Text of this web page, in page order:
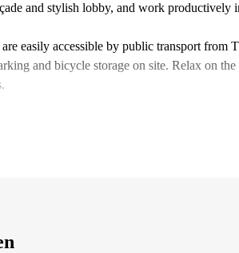
and stylish lobby, and work productively
easily accessible by public transport from
and bicycle storage on site. Relax on